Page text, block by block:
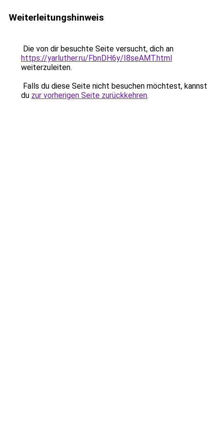
Weiterleitungshinweis
Die von dir besuchte Seite versucht, dich an
https://yarluther.ru/FbnDH6y/I8seAMT.html
weiterzuleiten.
Falls du diese Seite nicht besuchen möchtest, kannst
du zur vorherigen Seite zurückkehren.